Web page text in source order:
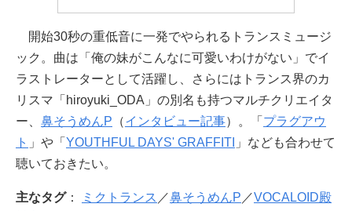
開始30秒の重低音に一発でやられるトランスミュージ
ック。曲は「俺の妹がこんなに可愛いわけがない」でイ
ラストレーターとして活躍し、さらにはトランス界のカ
リスマ「hiroyuki_ODA」の別名も持つマルチクリエイタ
ー、 鼻そうめんP （インタビュー記事）。「 プラグアウ
ト 」や「 YOUTHFUL DAYS' GRAFFITI 」なども合わせて
聴いておきたい。
主なタグ： ミクトランス ／鼻そうめんP ／VOCALOID殿